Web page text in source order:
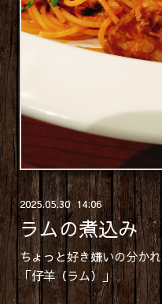
2025.05.30 14:06
ラムの煮込み
ちょっと好き嫌いの分か
「仔羊（ラム）」